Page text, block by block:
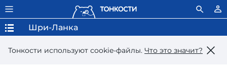
Тонкости используют сookie-файлы. Что это значит?
Шри-Ланка